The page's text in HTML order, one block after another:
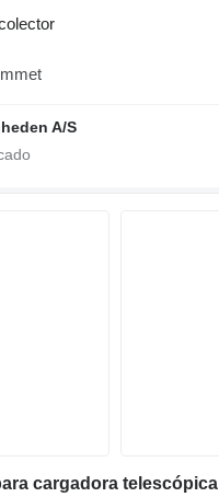
A/S
cargadora telescópica